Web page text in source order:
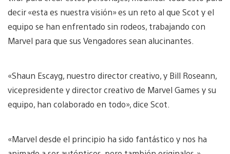
decir «esta es nuestra visión» es un reto al que Scot y el
equipo se han enfrentado sin rodeos, trabajando con
Marvel para que sus Vengadores sean alucinantes.
«Shaun Escayg, nuestro director creativo, y Bill Roseann,
vicepresidente y director creativo de Marvel Games y su
equipo, han colaborado en todo», dice Scot.
«Marvel desde el principio ha sido fantástico y nos ha